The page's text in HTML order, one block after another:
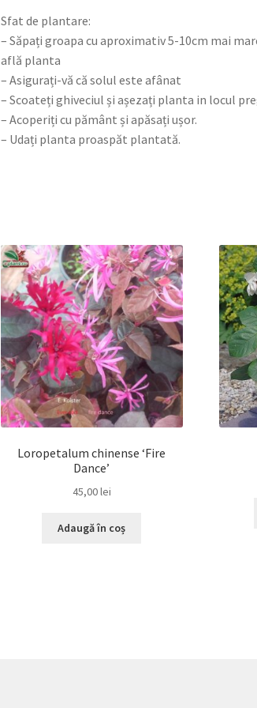
Sfat de plantare:
– Săpați groapa cu aproximativ 5-10cm mai
află planta
– Asigurați-vă că solul este afânat
– Scoateți ghiveciul și așezați planta in locul
– Acoperiți cu pământ și apăsați ușor.
– Udați planta proaspăt plantată.
Loropetalum chinense ‘Fire
Dance’
45,00lei
Adaugă în coș